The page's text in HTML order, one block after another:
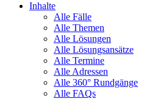
Inhalte
Alle Fälle
Alle Themen
Alle Lösungen
Alle Lösungsansätze
Alle Termine
Alle Adressen
Alle 360° Rundgänge
Alle FAQs